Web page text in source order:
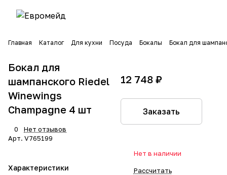
Главная Каталог Для кухни Посуда Бокалы Бокал для
Бокал для
шампанского Riedel
Winewings
Champagne 4 шт
0
Нет отзывов
Арт. V765199
Характеристики
12 748 ₽
Заказать
Нет в наличии
Рассчитать